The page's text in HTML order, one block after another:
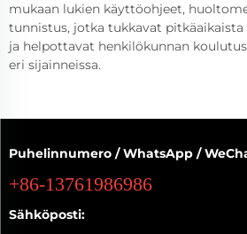
mukaan lukien käyttöohjeet,
tunnistus, jotka tukkavat
ja helpottavat henkilökunnan
eri sijainneissa.
Puhelinnumero / WhatsApp /
+86-13761986986
Sähköposti: